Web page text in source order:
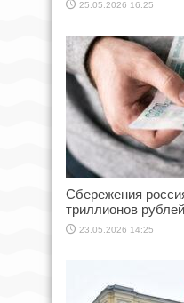
25.05.2026 16:25
Сбережения
триллионов рублей
23.05.2026 14:25